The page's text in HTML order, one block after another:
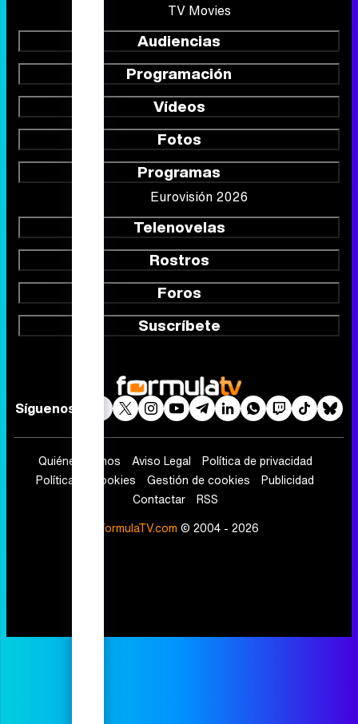
TV Movies
Audiencias
Programación
Vídeos
Fotos
Programas
Eurovisión 2026
Telenovelas
Rostros
Foros
Suscríbete
Síguenos
Quiénes somos Aviso Legal
Política de privacidad
Política de cookies
Gestión de cookies
Publicidad
Contactar
RSS
FormulaTV.com © 2004 - 2026